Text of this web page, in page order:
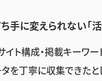
手に変えられない「活
ト構成・掲載キーワー
を丁寧に収集できたと